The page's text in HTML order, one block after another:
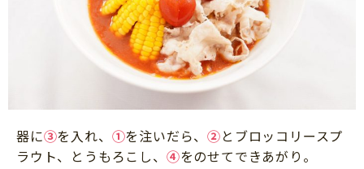
器に③を入れ、 ①を注いだら、②とブロッコリースプ
ラウト、とうもろこし、 ④をのせてできあがり。